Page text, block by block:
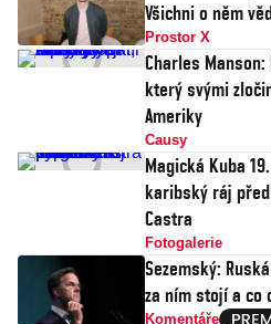
Všichni o něm
Prostor X
Charles
který svými
Ameriky
Causy
Magická Kuba
karibský ráj
Castra
Fotogalerie
Sezemský:
za ním stojí a co
Komentáře